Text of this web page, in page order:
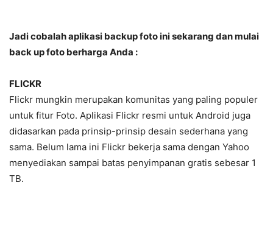
Jadi cobalahaplikasi backup foto ini sekarang dan mulai
back up foto berharga Anda :
FLICKR
Flickr mungkin merupakan komunitas yang paling populer
untuk fitur Foto. Aplikasi Flickr resmi untuk Android juga
didasarkan pada prinsip-prinsip desain sederhana yang
sama. Belum lama ini Flickr bekerja sama dengan Yahoo
menyediakan sampai batas penyimpanan gratis sebesar 1
TB.